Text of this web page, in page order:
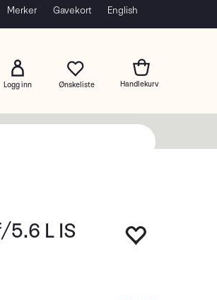
Merker Gavekort English
Logg inn
5.6 L IS